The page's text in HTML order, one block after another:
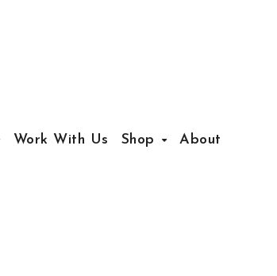
Work With Us Shop About